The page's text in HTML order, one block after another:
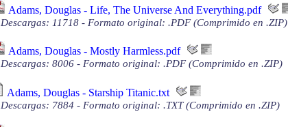
Adams, Douglas - Life, The Universe And Everything.pdf
Descargas: 11718 - Formato original: .PDF (Comprimido en .ZIP)
Adams, Douglas - Mostly Harmless.pdf
Descargas: 8006 - Formato original: .PDF (Comprimido en .ZIP)
Adams, Douglas - Starship Titanic.txt
Descargas: 7884 - Formato original: .TXT (Comprimido en .ZIP)